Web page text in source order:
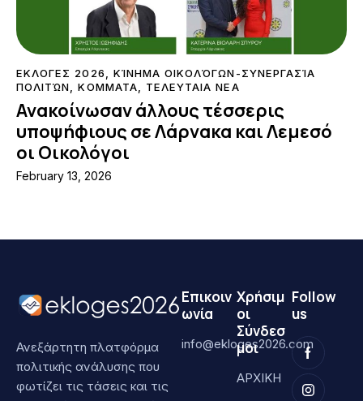
ΕΚΛΟΓΕΣ 2026
ΚΊΝΗΜΑ ΟΙΚΟΛΌΓΩΝ-ΣΥΝΕΡΓΑΣΊΑ
ΠΟΛΙΤΏΝ ,ΚΟΜΜΑΤΑ ΤΕΛΕΥΤΑΙΑ ΝΕΑ
Ανακοίνωσαν άλλους τέσσερις
υποψήφιους σε Λάρνακα και Λεμεσό
οι Οικολόγοι
February 13, 2026
Ανεξάρτητη πλατφόρμα
πολιτικής ανάλυσης που
φωτίζει τις τάσεις και τις
Επικοιν
ωνία
info@ekloges2026.com
Χρήσιμ
οι
Σύνδεσ
μοι
ΑΡΧΙΚΗ
Follow
us